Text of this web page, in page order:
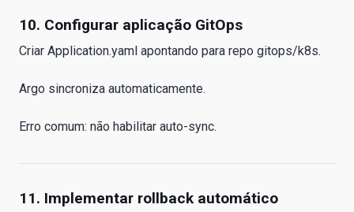
10. Configurar aplicação GitOps
Criar Application.yaml apontando para repo gitops/k8s.
Argo sincroniza automaticamente.
Erro comum: não habilitar auto-sync.
11. Implementar rollback automático